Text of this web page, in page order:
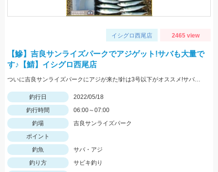
イシグロ西尾店 2465 view
【鰺】吉良サンライズパークでアジゲット!サバも大量で
す♪【鯖】イシグロ西尾店
ついに吉良サンライズパークにアジが来た!針は3号以下がオススメ!サバは大漁!小型のメタルジグでも楽しめます♪
釣行日
2022/05/18
釣行時間
06:00～07:00
釣場
吉良サンライズパーク
ポイント
釣魚
サバ・アジ
釣り方
サビキ釣り